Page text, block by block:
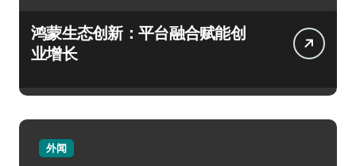
鸿蒙生态创新：平台融合赋能创
业增长
外闻